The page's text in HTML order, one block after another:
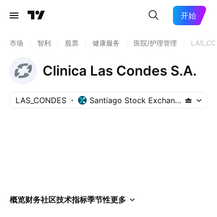
开始
市场 智利 股票 健康服务 医院/护理管理
Clinica Las Condes S.A.
LAS_CONDES Santiago Stock Exchange
概览财务社区技术指标季节性更多